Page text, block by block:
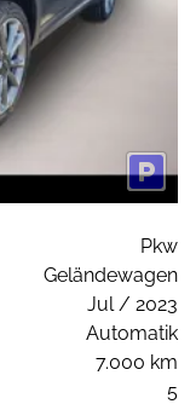
Pkw
Geländewagen
Jul / 2023
Automatik
7.000 km
5